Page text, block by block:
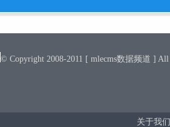
© Copyright 2008-2011 [ mlecms数据频道 ] All
关于我们